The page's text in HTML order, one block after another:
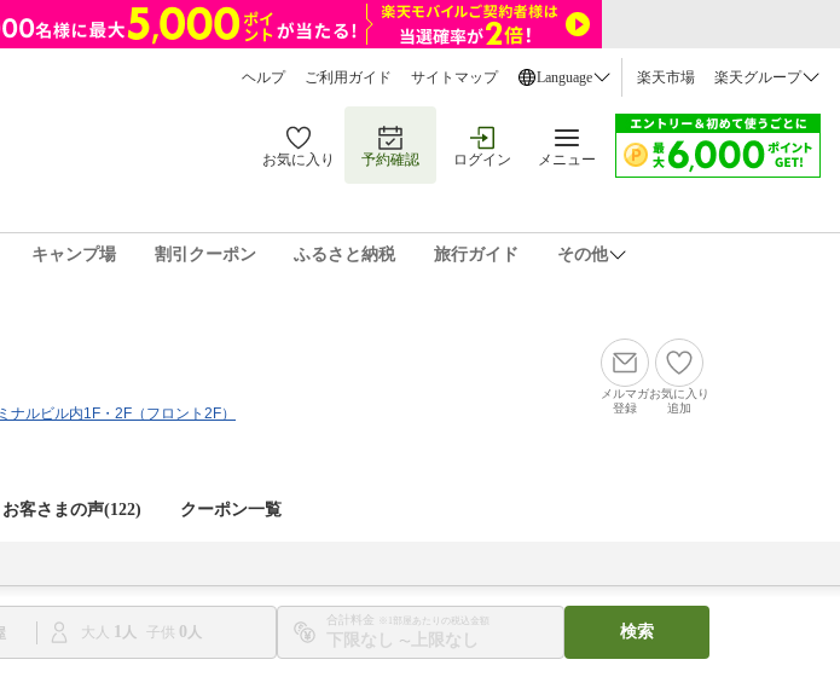
ヘルプ ご利用ガイド サイトマップ Language 楽天市場 楽天グループ
お気に入り 予約確認 ログイン メニュー
キャンプ場 割引クーポン ふるさと納税 旅行ガイド その他
ルビル内1F・2F（フロント2F）
メルマガ
登録
お気に入り
追加
お客さまの声(122) クーポン一覧
大人 1 子供 0
合計料金 ※1部屋あたりの税込金額
〜
検索